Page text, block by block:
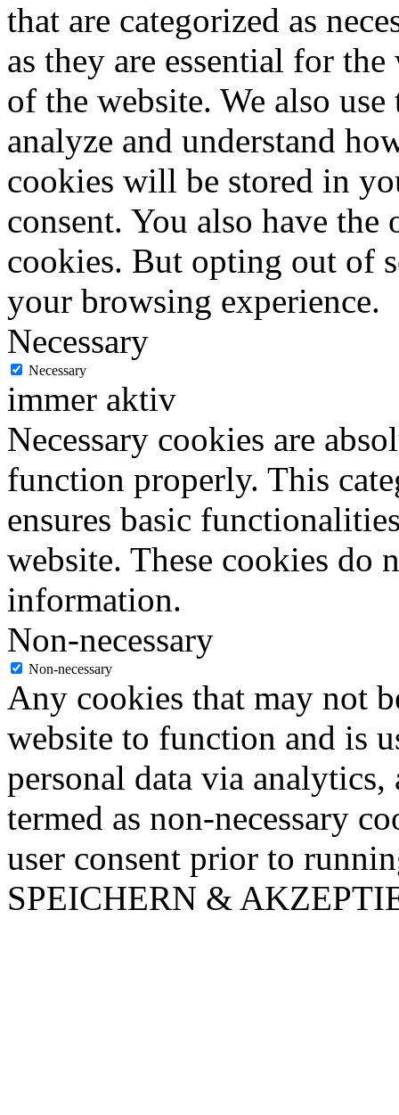
that are categorized as
as they are essential for
of the website. We also
analyze and understand
cookies will be stored in
consent. You also have
cookies. But opting out of
your browsing experience.
Necessary
Necessary
immer aktiv
Necessary cookies are
function properly. This
ensures basic
website. These cookies do
information.
Non-necessary
Non-necessary
Any cookies that may not
website to function and is
personal data via analytics,
termed as non-necessary
user consent prior to
SPEICHERN &